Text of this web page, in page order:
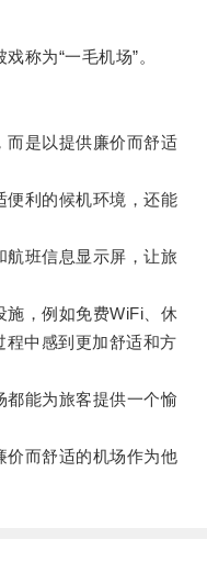
为“一毛机场”。
是以提供廉价而舒适
利的候机环境，还能
班信息显示屏，让旅
，例如免费WiFi、休
程中感到更加舒适和方
能为旅客提供一个愉
而舒适的机场作为他